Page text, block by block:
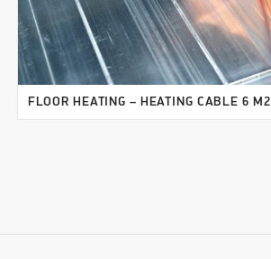
FLOOR HEATING – HEATING CABLE 6 M2